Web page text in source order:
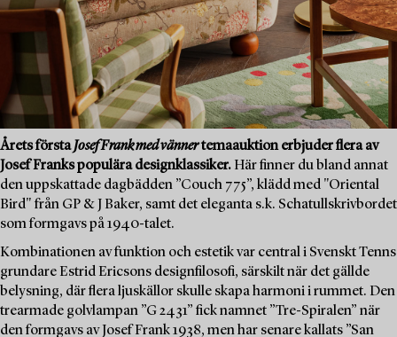
Årets förstaJosef Frank med vännertemaauktion erbjuder flera av
Josef Franks populära designklassiker. Här finner du bland annat
den uppskattade dagbädden ”Couch 775”, klädd med "Oriental
Bird" från GP & J Baker, samt det eleganta s.k. Schatullskrivbordet
som formgavs på 1940-talet.
Kombinationen av funktion och estetik var central i Svenskt Tenns
grundare Estrid Ericsons designfilosofi, särskilt när det gällde
belysning, där flera ljuskällor skulle skapa harmoni i rummet. Den
trearmade golvlampan ”G 2431” fick namnet ”Tre-Spiralen” när
den formgavs av Josef Frank 1938, men har senare kallats ”San